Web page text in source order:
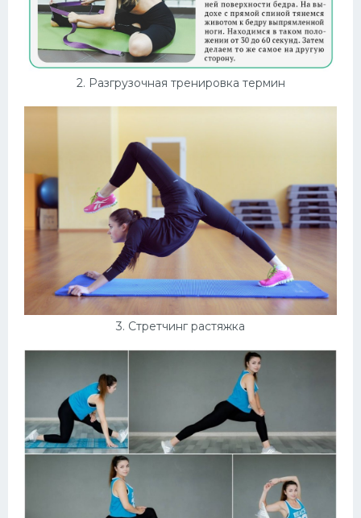
2. Разгрузочная тренировка термин
3. Стретчинг растяжка